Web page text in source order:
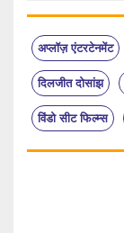
अप्लॉज़ एंटरटेनमेंट
दिलजीत दोसांझ
विंडो सीट फिल्म्स